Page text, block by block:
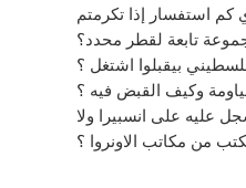
كم استفسار إذا تكرمتم
تابعة لقطر محدد؟
بيقبلوا اشتغل ؟
وكيف القبض فيه ؟
عليه على انسبيرا ولا
من مكاتب الاونروا ؟